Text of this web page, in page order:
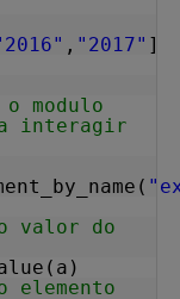
, "2017" ]
modulo
interagir
valor do
elemento